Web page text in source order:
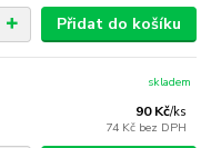
Přidat do košíku
90 Kč/ks
74 Kč bez DPH
skladem